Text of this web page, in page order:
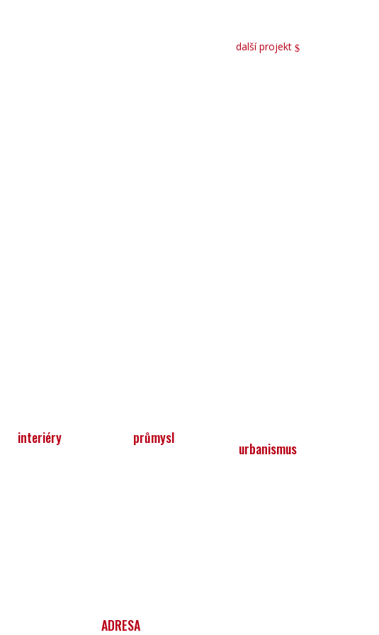
další projekt
interiéry průmysl
urbanismus
ADRESA